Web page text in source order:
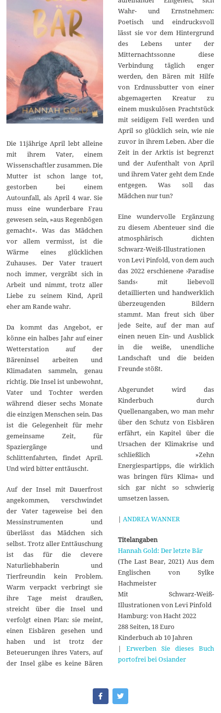
Die 11jährige April lebt alleine
mit ihrem Vater, einem
Wissenschaftler zusammen. Die
Mutter ist schon lange tot,
gestorben bei einem
Autounfall, als April 4 war. Sie
muss eine wunderbare Frau
gewesen sein, »aus Regenbögen
gemacht«. Was das Mädchen
vor allem vermisst, ist die
Wärme eines glücklichen
Zuhauses. Der Vater trauert
noch immer, vergräbt sich in
Arbeit und nimmt, trotz aller
Liebe zu seinem Kind, April
eher am Rande wahr.
Da kommt das Angebot, er
könne ein halbes Jahr auf einer
Wetterstation auf der
Bäreninsel arbeiten und
Klimadaten sammeln, genau
richtig. Die Insel ist unbewohnt,
Vater und Tochter werden
während dieser sechs Monate
die einzigen Menschen sein. Das
ist die Gelegenheit für mehr
gemeinsame Zeit, für
Spaziergänge und
Schlittenfahrten, findet April.
Und wird bitter enttäuscht.
Auf der Insel mit Dauerfrost
angekommen, verschwindet
der Vater tageweise bei den
Messinstrumenten und
überlässt das Mädchen sich
selbst. Trotz aller Enttäuschung
ist das für die clevere
Naturliebhaberin und
Tierfreundin kein Problem.
Warm verpackt verbringt sie
ihre Tage meist draußen,
streicht über die Insel und
verfolgt einen Plan: sie meint,
einen Eisbären gesehen und
haben und ist trotz der
Beteuerungen ihres Vaters, auf
der Insel gäbe es keine Bären
Wahr- und Ernstnehmen:
Poetisch und eindrucksvoll
lässt sie vor dem Hintergrund
des Lebens unter der
Mitternachtssonne diese
Verbindung täglich enger
werden, den Bären mit Hilfe
von Erdnussbutter von einer
abgemagerten Kreatur zu
einem muskulösen Prachtstück
mit seidigem Fell werden und
April so glücklich sein, wie nie
zuvor in ihrem Leben. Aber die
Zeit in der Arktis ist begrenzt
und der Aufenthalt von April
und ihrem Vater geht dem Ende
entgegen. Was soll das
Mädchen nur tun?
Eine wundervolle Ergänzung
zu diesem Abenteuer sind die
atmosphärisch dichten
Schwarz-Weiß-Illustrationen
von Levi Pinfold, von dem auch
das 2022 erschienene ›Paradise
Sands‹ mit liebevoll
detaillierten und handwerklich
überzeugenden Bildern
stammt. Man freut sich über
jede Seite, auf der man auf
einen neuen Ein- und Ausblick
in die weiße, unendliche
Landschaft und die beiden
Freunde stößt.
Abgerundet wird das
Kinderbuch durch
Quellenangaben, wo man mehr
über den Schutz von Eisbären
erfährt, ein Kapitel über die
Ursachen der Klimakrise und
schließlich »Zehn
Energiespartipps, die wirklich
was bringen fürs Klima« und
sich gar nicht so schwierig
umsetzen lassen.
| ANDREA WANNER
Titelangaben
Hannah Gold: Der letzte Bär
(The Last Bear, 2021) Aus dem
Englischen von Sylke
Hachmeister
Mit Schwarz-Weiß-
Illustrationen von Levi Pinfold
Hamburg: von Hacht 2022
288 Seiten, 18 Euro
Kinderbuch ab 10 Jahren
| Erwerben Sie dieses Buch
portofrei bei Osiander